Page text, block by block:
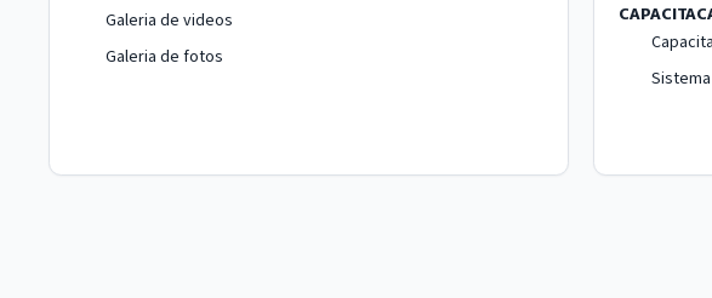
Galeria de videos
Galeria de fotos